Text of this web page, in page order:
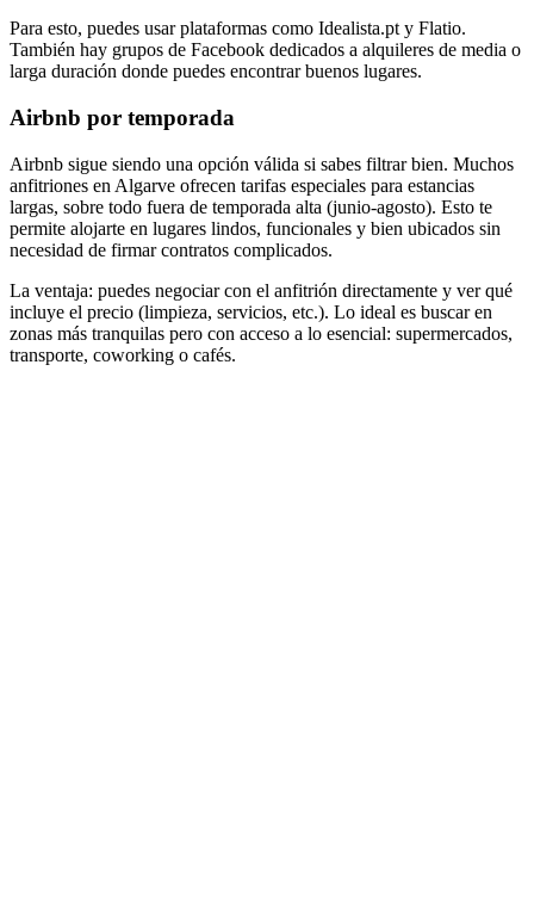
Para esto, puedes usar plataformas como Idealista.pt y Flatio.
También hay grupos de Facebook dedicados a alquileres de media o
larga duración donde puedes encontrar buenos lugares.
Airbnb por temporada
Airbnb sigue siendo una opción válida si sabes filtrar bien. Muchos
anfitriones en Algarve ofrecen tarifas especiales para estancias
largas, sobre todo fuera de temporada alta (junio-agosto). Esto te
permite alojarte en lugares lindos, funcionales y bien ubicados sin
necesidad de firmar contratos complicados.
La ventaja: puedes negociar con el anfitrión directamente y ver qué
incluye el precio (limpieza, servicios, etc.). Lo ideal es buscar en
zonas más tranquilas pero con acceso a lo esencial: supermercados,
transporte, coworking o cafés.